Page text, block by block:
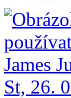
St, 26.